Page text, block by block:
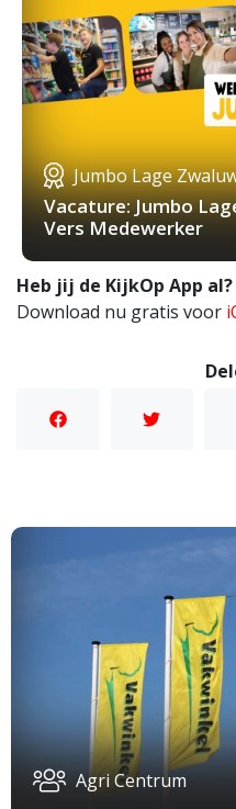
Jumbo Lage
Vacature: Jumbo
Vers Medewerker
Heb jij de KijkOp App al?
Download nu gratis voor
Agri Centrum